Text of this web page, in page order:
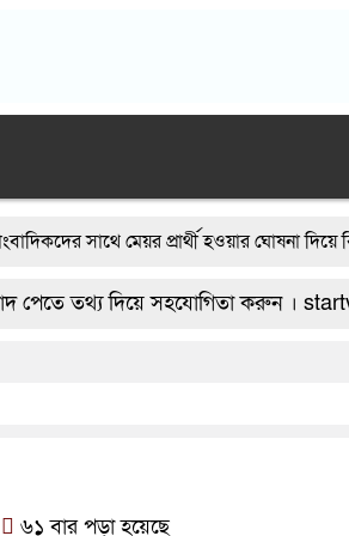
মেয়র প্রার্থী হওয়ার ঘোষনা দিয়ে বিএনপি নেতা
র‍্যাবের ৩ সদস্য আহত, দেশীয় অস্ত্রসহ গ্রেফতার ৫
হাতের কবজি বিচ্ছিন্ন
দিয়ে সহযোগিতা করুন ।
৬১ বার পড়া হয়েছে